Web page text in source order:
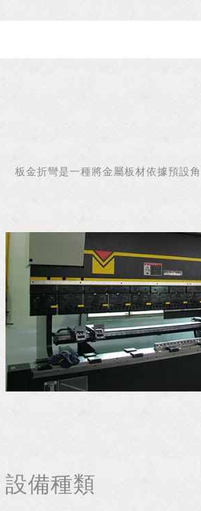
板金折彎是一種將金屬板材依據預設
設備種類